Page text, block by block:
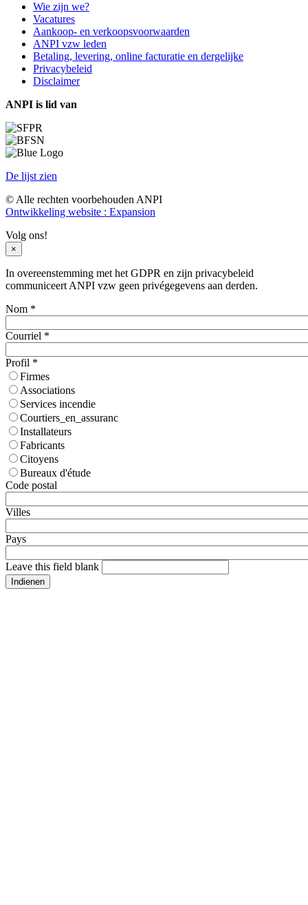
Wie zijn we?
Vacatures
Aankoop- en verkoopsvoorwaarden
ANPI vzw leden
Betaling, levering, online facturatie en dergelijke
Privacybeleid
Disclaimer
ANPI is lid van
De lijst zien
© Alle rechten voorbehouden ANPI
Ontwikkeling website : Expansion
Volg ons!
×
In overeenstemming met het GDPR en zijn privacybeleid
communiceert ANPI vzw geen privégegevens aan derden.
Nom *
Courriel *
Profil *
Firmes
Associations
Services incendie
Courtiers_en_assuranc
Installateurs
Fabricants
Citoyens
Bureaux d'étude
Code postal
Villes
Pays
Leave this field blank
Indienen